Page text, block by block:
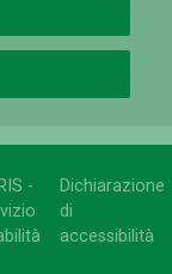
-
Dichiarazione
di
accessibilità